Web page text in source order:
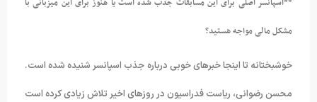
**اسپانسر اصلی برای این مسابقات جذب شده است یا هنوز برای این میزبانی با
مشکل مالی مواجه هستید؟
خوشبختانه تا اینجا خبرهای خوبی درباره جذب اسپانسر شنیده شده است.
محسن رضوانی، ریاست فدراسیون در روزهای اخیر تلاش زیادی کرده است